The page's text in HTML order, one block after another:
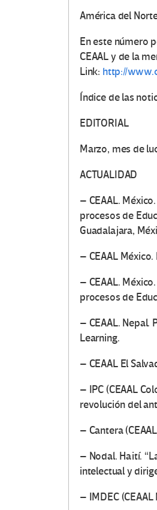
América del
En este número
CEAAL y de la
Link: http://
Índice de las
EDITORIAL
Marzo, mes de
ACTUALIDAD
– CEAAL.
procesos de
Guadalajara,
– CEAAL
– CEAAL.
procesos de
– CEAAL. Nepal.
Learning.
– CEAAL El
– IPC (CEAAL
revolución del
– Cantera
– Nodal. Haití.
intelectual y
– IMDEC